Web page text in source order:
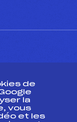
de
la
vous
et les